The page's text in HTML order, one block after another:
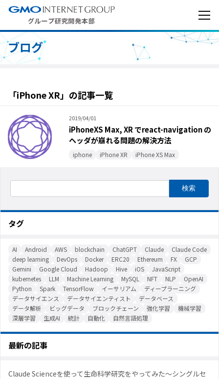
ブログ
「iPhone XR」の記事一覧
2019/04/01
iPhoneXS Max, XR でreact-navigation の
ヘッダが崩れる問題の解決方法
iphone iPhone XR iPhone XS Max
タグ
AI Android AWS blockchain ChatGPT Claude
Claude Code
deep learning
DevOps Docker ERC20 Ethereum FX
GCP
Gemini
Google Cloud Hadoop Hive iOS
JavaScript
kubernetes
LLM Machine Learning MySQL NFT NLP
OpenAI
Python
Spark TensorFlow イーサリアム
ディープラーニング
データサイエンス
データサイエンティスト
データベース
データ解析
ビッグデータ ブロックチェーン 強化学習
機械学習
深層学習
生成AI 統計 自動化 自然言語処理
最新の記事
Claude Scienceを使って生命科学研究をやってみた〜シングルセ